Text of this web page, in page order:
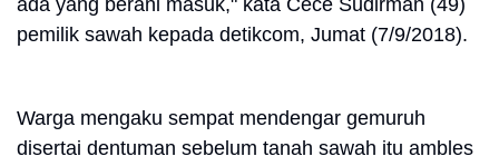
ada yang berani masuk," kata Cece Sudirman (49)
pemilik sawah kepada detikcom, Jumat (7/9/2018).
Warga mengaku sempat mendengar gemuruh
disertai dentuman sebelum tanah sawah itu ambles